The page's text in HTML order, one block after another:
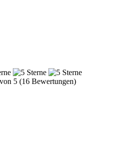
5 (16 Bewertungen)